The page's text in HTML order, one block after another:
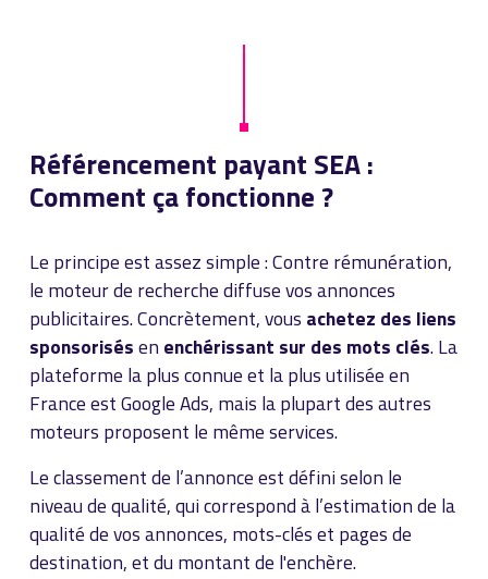
Référencement payant SEA :
Comment ça fonctionne ?
Le principe est assez simple : Contre rémunération,
le moteur de recherche diffuse vos annonces
publicitaires. Concrètement, vous achetez des liens
sponsorisésen enchérissant sur des mots clés. La
plateforme la plus connue et la plus utilisée en
France est Google Ads, mais la plupart des autres
moteurs proposent le même services.
Le classement de l’annonce est défini selon le
niveau de qualité, qui correspond à l’estimation de la
qualité de vos annonces, mots-clés et pages de
destination, et du montant de l'enchère.